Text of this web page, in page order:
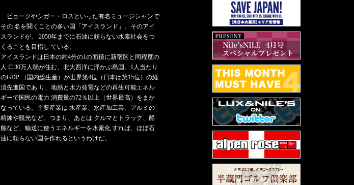
ビョークやシガー・ロスといった有名ミュージシャンで
その 名を聞くことの多い国「アイスランド」。そのアイ
スランドが、 2050年までに石油に頼らない水素社会をつ
くることを目指し ている。
アイスランドは日本の約4分の1の面積に新宿区と同程度の
人 口30万人弱が住む、北大西洋に浮かぶ島国。1人当たり
のGDP （国内総生産）が世界第4位（日本は第15位）の経
済先進国であ り、地熱と水力発電などの再生可能エネル
ギーで国民の電力 消費量の72％以上（世界最高）をまか
なっている。主要産業は 水産業、水産加工業、アルミの
精錬や観光など。つまり、あとは クルマとトラック、船
舶など、輸送に使うエネルギーを水素化 すれば、ほぼ石
油に頼らない国を作れるというわけだ。